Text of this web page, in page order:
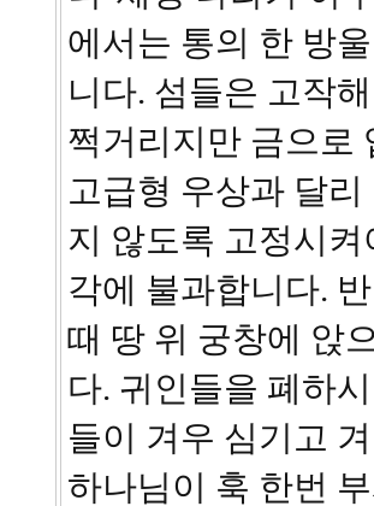
에서는 통의 한 방
니다. 섬들은 고작
쩍거리지만 금으로
고급형 우상과 달
지 않도록 고정시
각에 불과합니다.
때 땅 위 궁창에 앉
다. 귀인들을 폐하
들이 겨우 심기고
하나님이 훅 한번